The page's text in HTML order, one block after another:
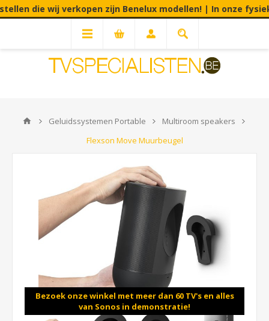
die wij verkopen zijn Benelux modellen! | In onze fysieke
Geluidssystemen Portable
Multiroom speakers
Flexson Move Muurbeugel
Bezoek onze winkel met meer dan 60 TV's en alles
van Sonos in demonstratie!